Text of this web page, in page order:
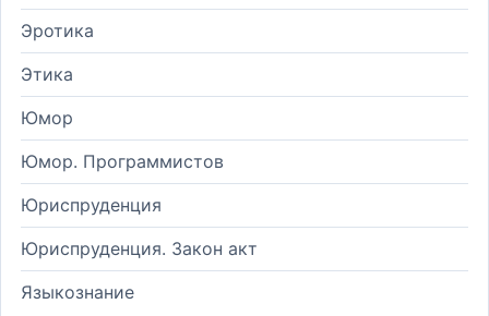
Эротика
Этика
Юмор
Юмор. Программистов
Юриспруденция
Юриспруденция. Закон акт
Языкознание